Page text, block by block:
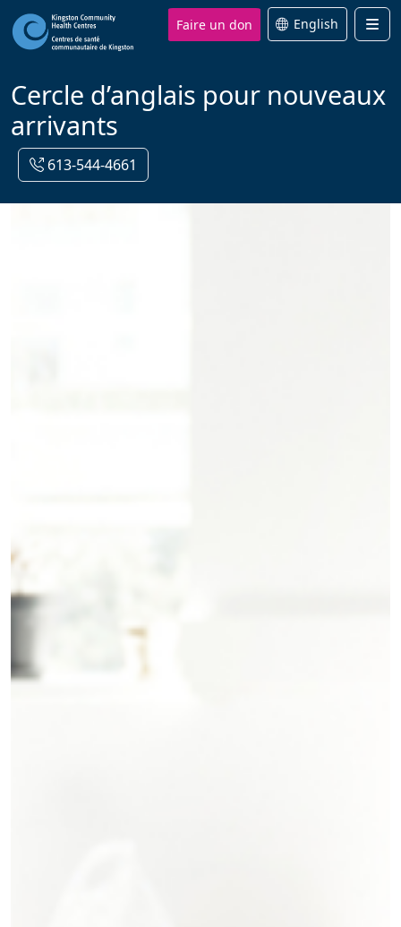
Faire un don English
Cercle d’anglais pour nouveaux
arrivants
613-544-4661